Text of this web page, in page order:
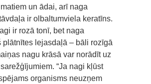
un ādai, arī naga
ir olbaltumviela keratīns.
ir rozā tonī, bet naga
plātnītes lejasdaļā – bāli rozīgā
nagu krāsā var norādīt uz
“Ja nagi kļūst
organisms neuzņem